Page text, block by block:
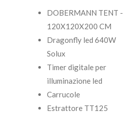
DOBERMANN TENT -
120X120X200 CM
Dragonfly led 640W
Solux
Timer digitale per
illuminazione led
Carrucole
Estrattore TT125